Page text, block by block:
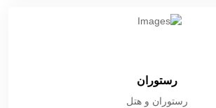
رستوران
رستوران و هتل